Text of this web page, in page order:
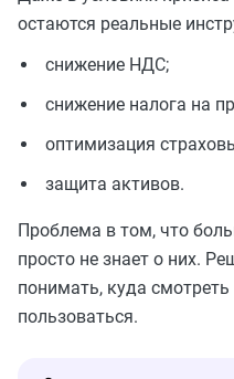
остаются реальные
снижение НДС;
снижение налога на
оптимизация
защита активов.
Проблема в том, что
просто не знает о них.
понимать, куда
пользоваться.